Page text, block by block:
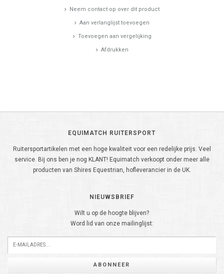
Neem contact op over dit product
Aan verlanglijst toevoegen
Toevoegen aan vergelijking
Afdrukken
EQUIMATCH RUITERSPORT
Ruitersportartikelen met een hoge kwaliteit voor een redelijke prijs. Veel
service. Bij ons ben je nog KLANT! Equimatch verkoopt onder meer alle
producten van Shires Equestrian, hofleverancier in de UK.
NIEUWSBRIEF
Wilt u op de hoogte blijven?
Word lid van onze mailinglijst:
ABONNEER